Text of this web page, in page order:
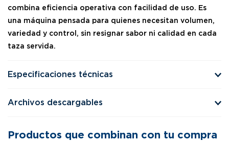
combina eficiencia operativa con facilidad de uso. Es
una máquina pensada para quienes necesitan volumen,
variedad y control, sin resignar sabor ni calidad en cada
taza servida.
Especificaciones técnicas
Archivos descargables
Productos que combinan con tu compra